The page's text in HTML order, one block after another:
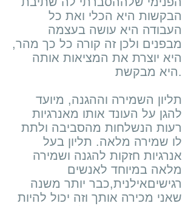
הבקשות היא הכלי ואת כל
העבודה היא עושה בעצמה
מבפנים ולכן זה קורה כל כך מהר,
היא יוצרת את המציאות אותה
היא מבקשת.
תליון השמירה וההגנה, מיועד
להגן על העונד אותו מאנרגיות
רעות הנשלחות מהסביבה ולתת
לו שמירה מלאה. תליון בעל
אנרגיות חזקות להגנה ושמירה
מלאה במיוחד לאנשים
רגישיםאילנית,כבר יותר משנה
שאני מכירה אותך וזה יכול להיות